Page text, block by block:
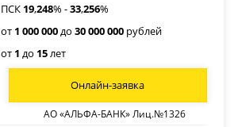
ПСК 19,248% -33,256%
от 1 000 000до30 000 000 рублей
от 1 до 15лет
АО «АЛЬФА-БАНК» Лиц.№1326
Онлайн-заявка